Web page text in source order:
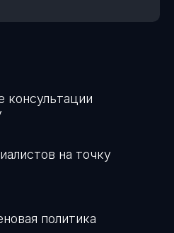
консультации
на точку
политика